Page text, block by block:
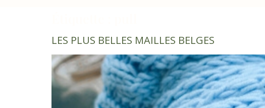
LES PLUS BELLES MAILLES BELGES